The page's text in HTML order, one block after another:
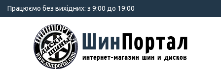
Працюємо без вихідних: з 9:00 до 19:00